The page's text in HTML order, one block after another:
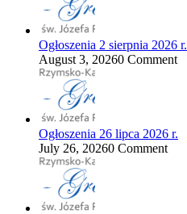
Ogłoszenia 2 sierpnia 2026 r.
August 3, 20260 Comment
Ogłoszenia 26 lipca 2026 r.
July 26, 20260 Comment